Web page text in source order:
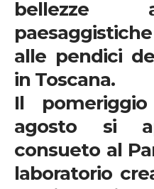
bellezze
alle pendici
in Toscana.
Il
agosto si
consueto al
laboratorio